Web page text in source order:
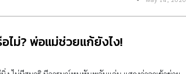
ไม่? พ่อแม่ช่วยแก้ยังไง!